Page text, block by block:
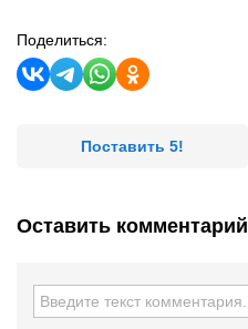
Поделиться:
Поставить 5!
Оставить комментарий